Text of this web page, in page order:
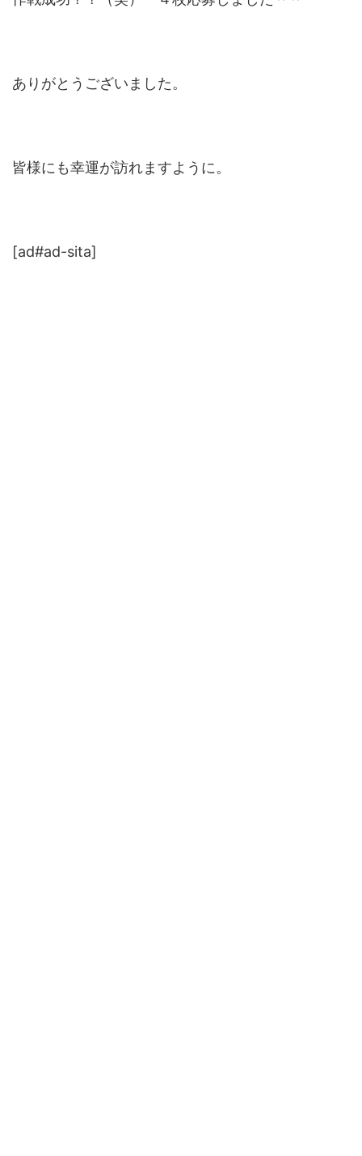
ありがとうございました。
皆様にも幸運が訪れますように。
[ad#ad-sita]